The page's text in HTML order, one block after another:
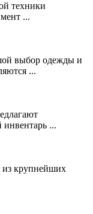
техники
...
выбор одежды и
...
...
крупнейших